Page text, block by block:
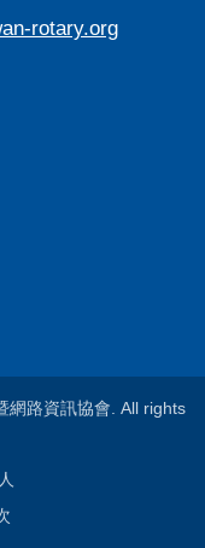
rotary.org
網路資訊協會. All rights
人